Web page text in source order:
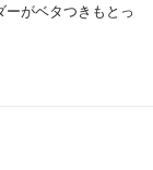
がベタつきもとっ